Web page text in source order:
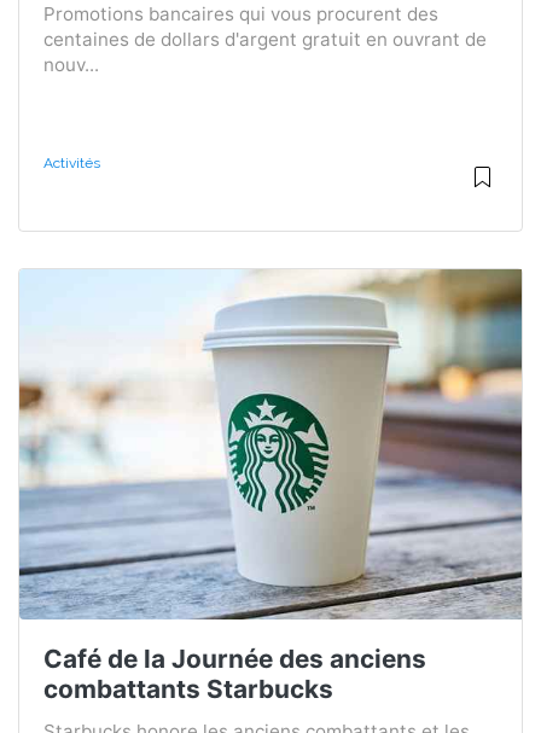
Promotions bancaires qui vous procurent des
centaines de dollars d'argent gratuit en ouvrant de
nouv...
Activités
Café de la Journée des anciens
combattants Starbucks